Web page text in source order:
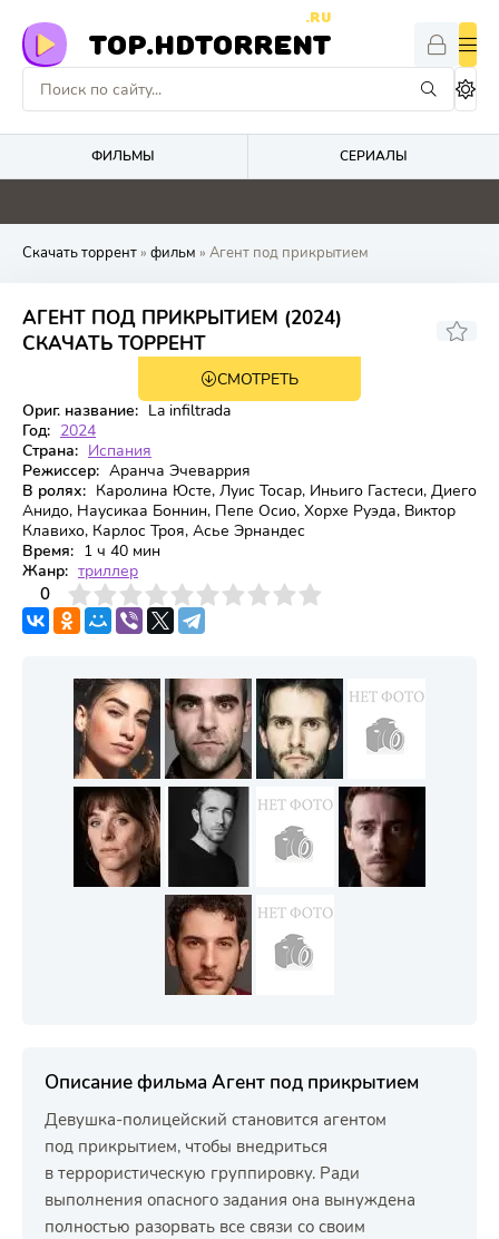
TOP.HDTORRENT
.RU
ФИЛЬМЫ СЕРИАЛЫ
0 0 0 4.9
Скачать торрент» фильм » Агент под прикрытием
АГЕНТ ПОД ПРИКРЫТИЕМ (2024)
СКАЧАТЬ ТОРРЕНТ
7.2
СМОТРЕТЬ
Ориг. название: La infiltrada
Год: 2024
Страна: Испания
Режиссер: Аранча Эчеваррия
В ролях: Каролина Юсте, Луис Тосар, Иньиго Гастеси, Диего
Анидо, Наусикаа Боннин, Пепе Осио, Хорхе Руэда, Виктор
Клавихо, Карлос Троя, Асье Эрнандес
Время: 1 ч 40 мин
Жанр: триллер
0
4 6 7 8 9 10
Описание фильма Агент под прикрытием
Девушка-полицейский становится агентом
под прикрытием, чтобы внедриться
в террористическую группировку. Ради
выполнения опасного задания она вынуждена
полностью разорвать все связи со своим